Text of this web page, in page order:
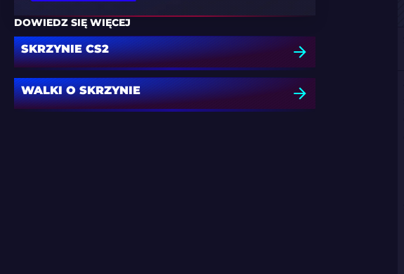
DOWIEDZ SIĘ WIĘCEJ
SKRZYNIE CS2
WALKI O SKRZYNIE